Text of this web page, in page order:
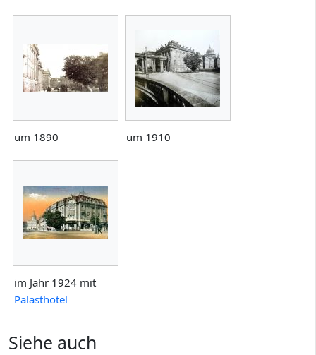
um 1890 um 1910
im Jahr 1924 mit
Palasthotel
Siehe auch